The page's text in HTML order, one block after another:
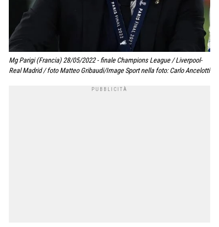
Mg Parigi (Francia) 28/05/2022 - finale Champions League / Liverpool-
Real Madrid / foto Matteo Gribaudi/Image Sport nella foto: Carlo Ancelotti